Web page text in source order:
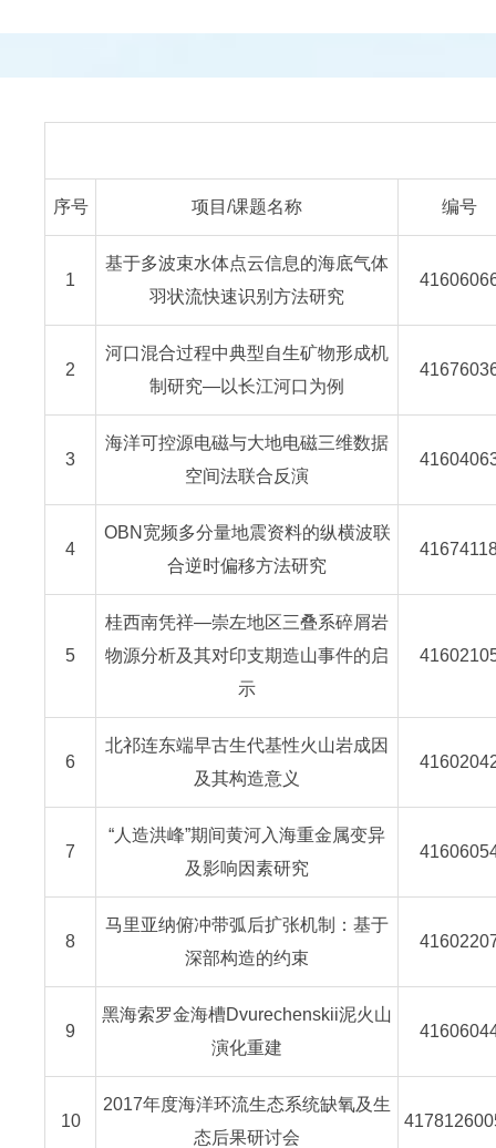
序号 项目/课题名称 编号
1
基于多波束水体点云信息的海底气体
羽状流快速识别方法研究
2
河口混合过程中典型自生矿物形成机
制研究—以长江河口为例
3
海洋可控源电磁与大地电磁三维数据
空间法联合反演
4
OBN宽频多分量地震资料的纵横波联
合逆时偏移方法研究
5
桂西南凭祥—崇左地区三叠系碎屑岩
物源分析及其对印支期造山事件的启
示
6
北祁连东端早古生代基性火山岩成因
及其构造意义
7
“人造洪峰”期间黄河入海重金属变异
及影响因素研究
8
马里亚纳俯冲带弧后扩张机制：基于
深部构造的约束
9
黑海索罗金海槽Dvurechenskii泥火山
演化重建
10
2017年度海洋环流生态系统缺氧及生
态后果研讨会